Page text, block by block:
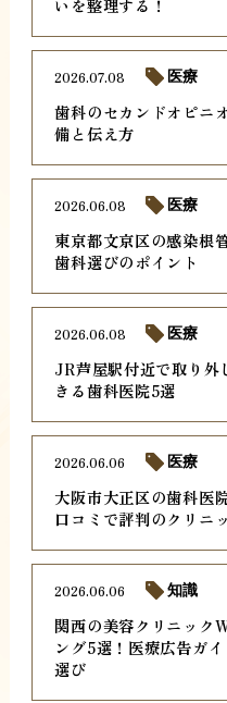
いを整理する！
歯科のセカンドオピニ
備と伝え方
2026.07.08 医療
東京都文京区の感染根
歯科選びのポイント
2026.06.08 医療
JR芦屋駅付近で取り外
きる歯科医院5選
2026.06.08 医療
大阪市大正区の歯科医
口コミで評判のクリニ
2026.06.06 医療
関西の美容クリニック
ング5選！医療広告ガ
選び
2026.06.06 知識